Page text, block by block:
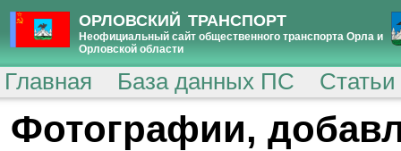
ОРЛОВСКИЙ ТРАНСПОРТ
Неофициальный сайт общественного транспорта Орла и
Орловской области
Главная База данных ПС
Фотографии,